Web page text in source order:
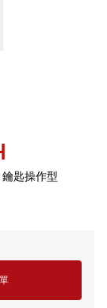
匙操作型